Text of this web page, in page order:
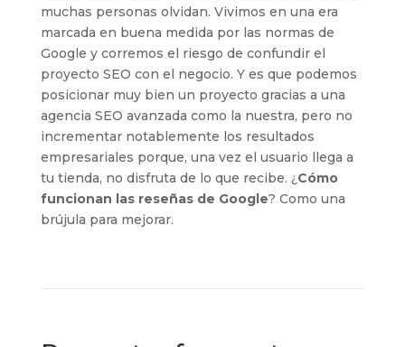
muchas personas olvidan. Vivimos en una era
marcada en buena medida por las normas de
Google y corremos el riesgo de confundir el
proyecto SEO con el negocio. Y es que podemos
posicionar muy bien un proyecto gracias a una
agencia SEO avanzada como la nuestra, pero no
incrementar notablemente los resultados
empresariales porque, una vez el usuario llega a
tu tienda, no disfruta de lo que recibe. ¿ Cómo
funcionan las reseñas de Google? Como una
brújula para mejorar.